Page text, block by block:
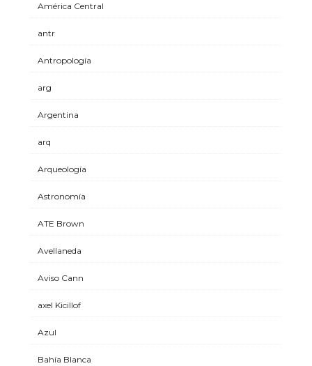
América Central
antr
Antropología
arg
Argentina
arq
Arqueología
Astronomía
ATE Brown
Avellaneda
Aviso Cann
axel Kicillof
Azul
Bahía Blanca